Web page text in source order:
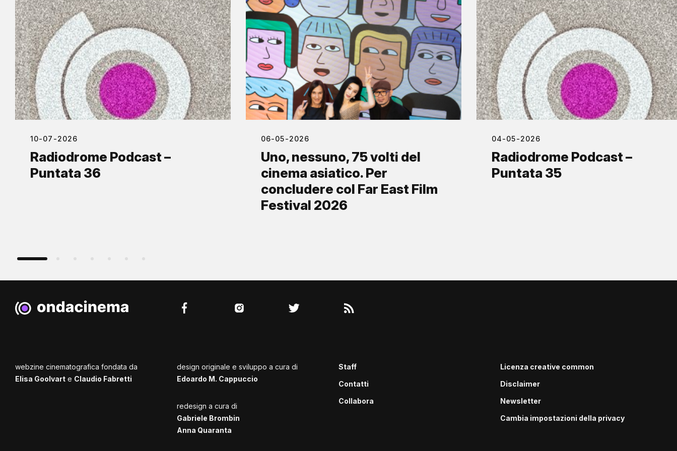
10-07-2026
Radiodrome Podcast –
Puntata 36
06-05-2026
Uno, nessuno, 75 volti del
cinema asiatico. Per
concludere col Far East Film
Festival 2026
04-05-2026
Radiodrome Podcast –
Puntata 35
webzine cinematografica fondata da
Elisa Goolvart e Claudio Fabretti
design originale e sviluppo a cura di
Edoardo M. Cappuccio
redesign a cura di
Gabriele Brombin
Anna Quaranta
Staff
Contatti
Collabora
Licenza creative common
Disclaimer
Newsletter
Cambia impostazioni della privacy